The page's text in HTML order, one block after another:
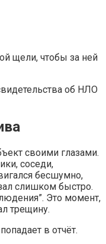
щели, чтобы за ней
своими глазами.
соседи,
бесшумно,
слишком быстро.
Это момент,
трещину.
в отчёт.